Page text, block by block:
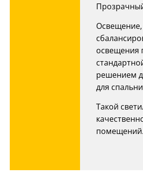
Освещение,
освещения
решением
для
Такой
помещений.